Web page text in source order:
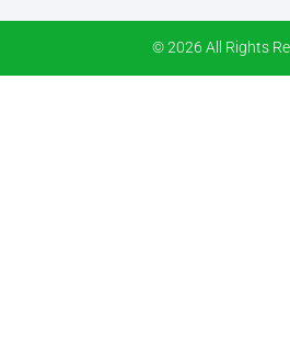
© 2026 All Rights